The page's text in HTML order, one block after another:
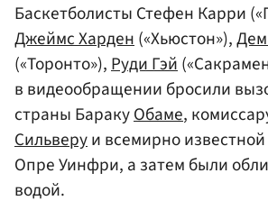
Баскетболисты Стефен Карри
Джеймс Харден(«Хьюстон»),
(«Торонто»),Руди Гэй
в видеообращении бросили
страны БаракуОбаме,
Сильверуи всемирно
Опре Уинфри, а затем были
водой.